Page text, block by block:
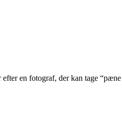
en fotograf, der kan tage